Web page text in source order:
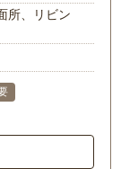
所、リビン